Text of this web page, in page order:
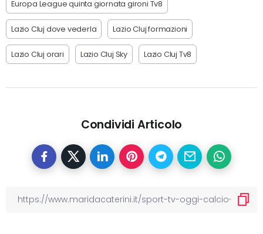
Europa League quinta giornata gironi Tv8
Lazio Cluj dove vederla Lazio Cluj formazioni
Lazio Cluj orari Lazio Cluj Sky Lazio Cluj Tv8
Condividi Articolo